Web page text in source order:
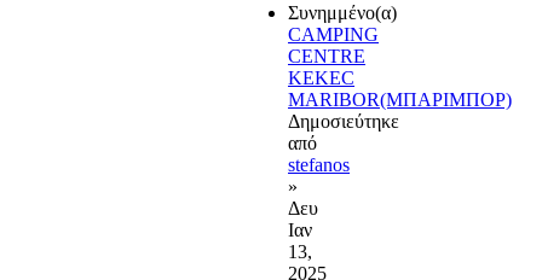
Συνημμένο(α)
CAMPING
CENTRE
KEKEC
MARIBOR(ΜΠΑΡΙΜΠΟΡ)
Δημοσιεύτηκε
από
stefanos
»
Δευ
Ιαν
13,
2025